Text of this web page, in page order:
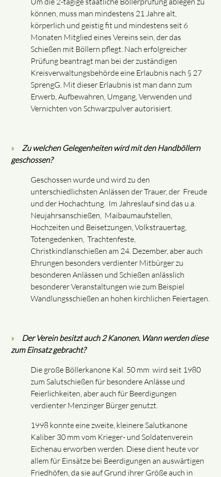
können, muss man mindestens 21 Jahre alt,
körperlich und geistig fit und mindestens seit 6
Monaten Mitglied eines Vereins sein, der das
Schießen mit Böllern pflegt. Nach erfolgreicher
Prüfung beantragt man bei der zuständigen
Kreisverwaltungsbehörde eine Erlaubnis nach § 27
SprengG. Mit dieser Erlaubnis ist man dann zum
Erwerb, Aufbewahren, Umgang, Verwenden und
Vernichten von Schwarzpulver autorisiert.
Zu welchen Gelegenheiten wird mit den Handböllern
geschossen?
Geschossen wurde und wird zu den
unterschiedlichsten Anlässen der Trauer, der Freude
und der Hochachtung. Im Jahreslauf sind das u.a.
Neujahrsanschießen, Maibaumaufstellen,
Hochzeiten und Beisetzungen, Volkstrauertag,
Totengedenken, Trachtenfeste,
Christkindlanschießen am 24. Dezember, aber auch
Ehrungen besonders verdienter Mitbürger zu
besonderen Anlässen und Schießen anlässlich
besonderer Veranstaltungen wie zum Beispiel
Wandlungsschießen an hohen kirchlichen Feiertagen.
Der Verein besitzt auch 2 Kanonen. Wann werden diese
zum Einsatz gebracht?
Die große Böllerkanone Kal. 50 mm wird seit 1980
zum Salutschießen für besondere Anlässe und
Feierlichkeiten, aber auch für Beerdigungen
verdienter Menzinger Bürger genutzt.
1998 konnte eine zweite, kleinere Salutkanone
Kaliber 30 mm vom Krieger- und Soldatenverein
Eichenau erworben werden. Diese dient heute vor
allem für Einsätze bei Beerdigungen an auswärtigen
Friedhöfen, da sie auf Grund ihrer Größe auch in